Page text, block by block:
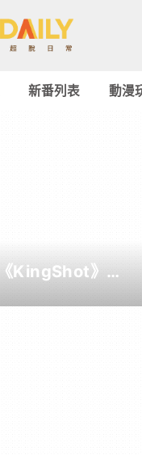
新番列表 動漫
KingShot》再